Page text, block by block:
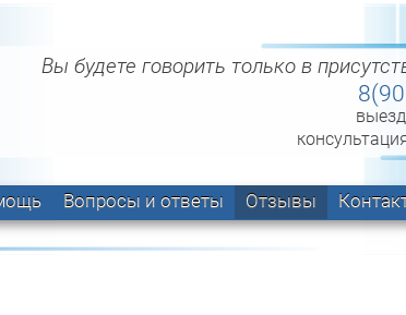
Вы будете говорить только в
Вопросы и ответы Отзывы